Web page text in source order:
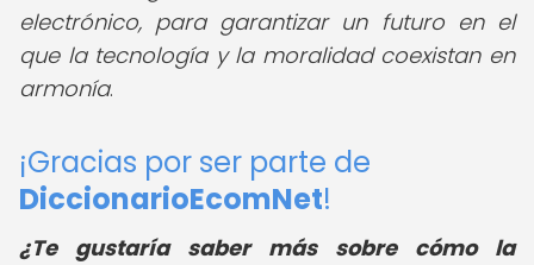
electrónico, para garantizar un futuro en el
que la tecnología y la moralidad coexistan en
armonía.
¡Gracias por ser parte de
DiccionarioEcomNet!
¿Te gustaría saber más sobre cómo la